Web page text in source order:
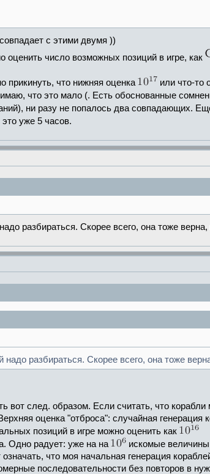
с этими двумя ))
число возможных позиций в игре, как
что нижняя оценка
или что-то
что это мало (. Есть обоснованные
ни разу не попалось два совпадающих.
это уже 5 часов.
разбираться. Скорее всего, она тоже
разбираться. Скорее всего, она тоже
след. образом. Если считать, что корабли
оценка "отброса": случайная генерация
позиций в игре можно оценить как
Одно радует: уже на на
искомые
что моя начальная генерация
последовательности без повторов в